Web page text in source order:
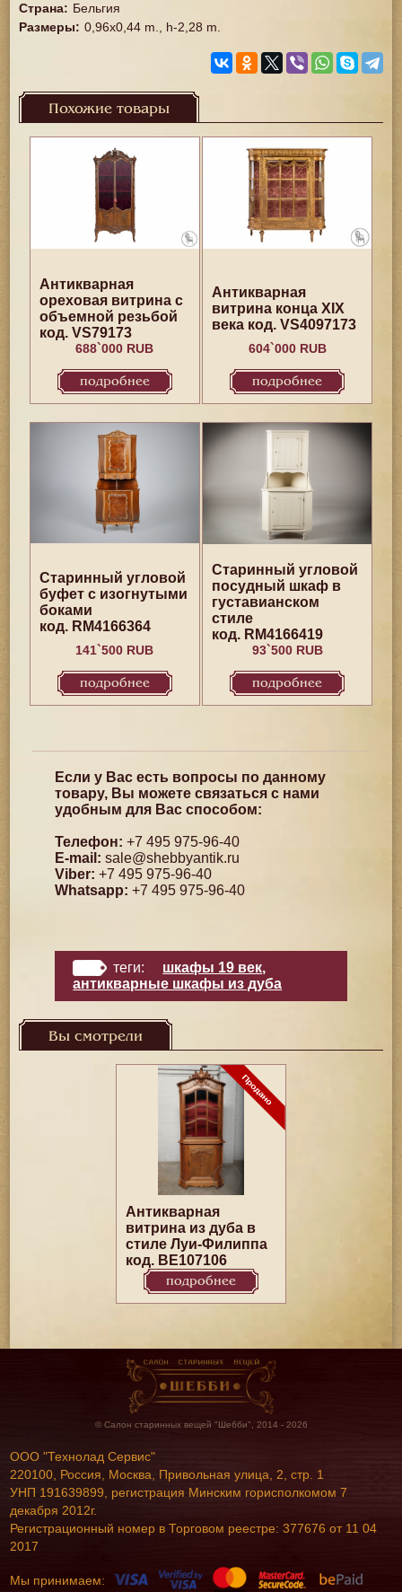
Страна: Бельгия
Размеры: 0,96x0,44 m., h-2,28 m.
Похожие товары
Антикварная
ореховая витрина с
объемной резьбой
код. VS79173
688`000 RUB
подробнее
Антикварная
витрина конца XIX
века код. VS4097173
604`000 RUB
подробнее
Старинный угловой
буфет с изогнутыми
боками
код. RM4166364
141`500 RUB
подробнее
Старинный угловой
посудный шкаф в
густавианском
стиле
код. RM4166419
93`500 RUB
подробнее
Если у Вас есть вопросы по данному
товару, Вы можете связаться с нами
удобным для Вас способом:
Телефон: +7 495 975-96-40
E-mail: sale@shebbyantik.ru
Viber: +7 495 975-96-40
Whatsapp: +7 495 975-96-40
теги: шкафы 19 век,
антикварные шкафы из дуба
Вы смотрели
Антикварная
витрина из дуба в
стиле Луи-Филиппа
код. BE107106
подробнее
© Салон старинных вещей "Шебби", 2014 - 2026
ООО "Технолад Сервис"
220100, Россия, Москва, Привольная улица, 2, стр. 1
УНП 191639899, регистрация Минским горисполкомом 7
декабря 2012г.
Регистрационный номер в Торговом реестре: 377676 от 11 04
2017
Мы принимаем: